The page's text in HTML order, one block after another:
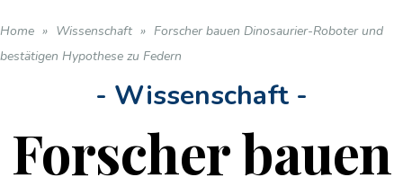
Home » Wissenschaft » Forscher bauen Dinosaurier-Roboter und
bestätigen Hypothese zu Federn
- Wissenschaft -
Forscher bauen